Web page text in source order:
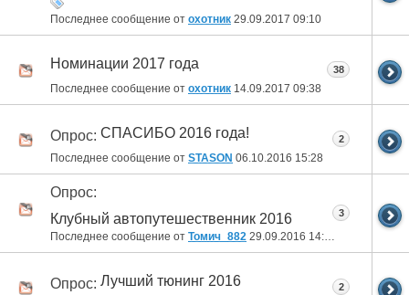
Последнее сообщение от охотник 29.09.2017 09:10
Номинации 2017 года
Последнее сообщение от охотник 14.09.2017 09:38
38
Опрос: СПАСИБО 2016 года!
Последнее сообщение от STASON 06.10.2016 15:28
2
Опрос:
Клубный автопутешественник 2016
Последнее сообщение от Томич_882 29.09.2016 14:21
3
Опрос: Лучший тюнинг 2016 2